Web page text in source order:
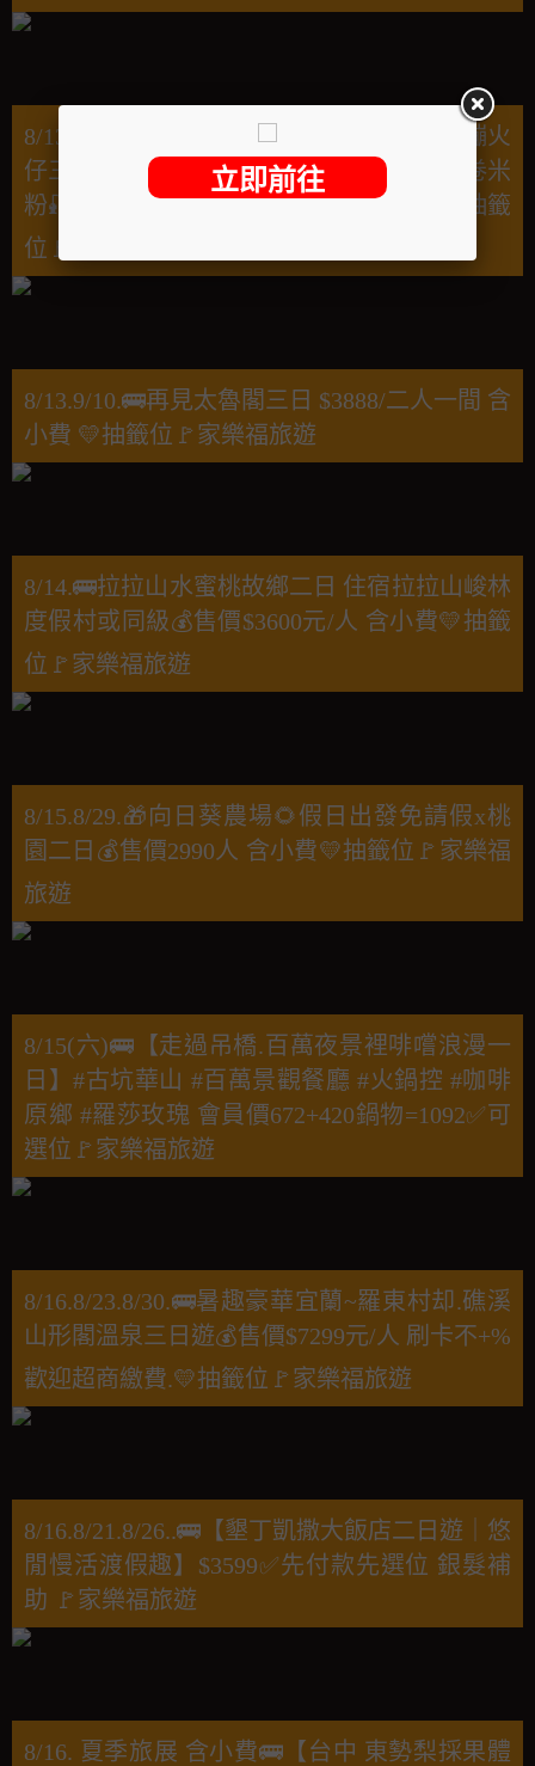
8/13.8/16.8/30.🚌追逐黑暗裡的太陽🌞金山蹦火
仔三日 薆悅酒店野柳渡假館🦑船上漁夫小卷米
粉🎣海釣體驗💰售價$6288元/人 含小費💛抽籤
位🚩家樂福旅遊
8/13.9/10.🚌再見太魯閣三日 $3888/二人一間 含
小費 💛抽籤位🚩家樂福旅遊
8/14.🚌拉拉山水蜜桃故鄉二日 住宿拉拉山峻林
度假村或同級💰售價$3600元/人 含小費💛抽籤
位🚩家樂福旅遊
8/15.8/29.🎁向日葵農場🌻假日出發免請假x桃
園二日💰售價2990人 含小費💛抽籤位🚩家樂福
旅遊
8/15(六)🚌【走過吊橋.百萬夜景裡啡嚐浪漫一
日】#古坑華山 #百萬景觀餐廳 #火鍋控 #咖啡
原鄉 #羅莎玫瑰 會員價672+420鍋物=1092✅可
選位🚩家樂福旅遊
8/16.8/23.8/30.🚌暑趣豪華宜蘭~羅東村却.礁溪
山形閣溫泉三日遊💰售價$7299元/人 刷卡不+%
歡迎超商繳費.💛抽籤位🚩家樂福旅遊
8/16.8/21.8/26..🚌【墾丁凱撒大飯店二日遊｜悠
閒慢活渡假趣】$3599✅先付款先選位 銀髮補
助 🚩家樂福旅遊
8/16. 夏季旅展 含小費🚌【台中 東勢梨採果體